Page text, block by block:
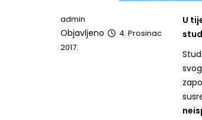
U
admin
Objavljeno
4. Prosinac
2017.